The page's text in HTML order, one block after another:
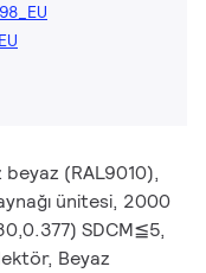
(RAL9010),
ünitesi, 2000
SDCM≦5,
Beyaz